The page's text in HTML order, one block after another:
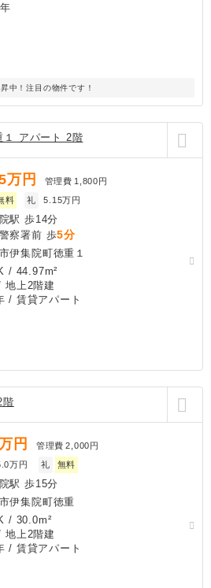
中！注目の物件です！
１ アパート 2階
万円 管理費 1,800円
料 礼 5.15万円
駅 歩14分
察署前 歩5分
伊集院町徳重１
/ 44.97m²
地上2階建
/ 賃貸アパート
階
円 管理費 2,000円
万円 礼 無料
駅 歩15分
伊集院町徳重
/ 30.0m²
地上2階建
/ 賃貸アパート